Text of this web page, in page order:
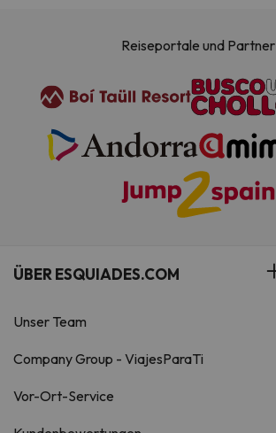
Reiseportale und Partner
ÜBER ESQUIADES.COM
Unser Team
Company Group - ViajesParaTi
Vor-Ort-Service